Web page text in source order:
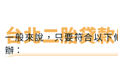
台北二胎貸
一般來說，只要符合以下
辦：